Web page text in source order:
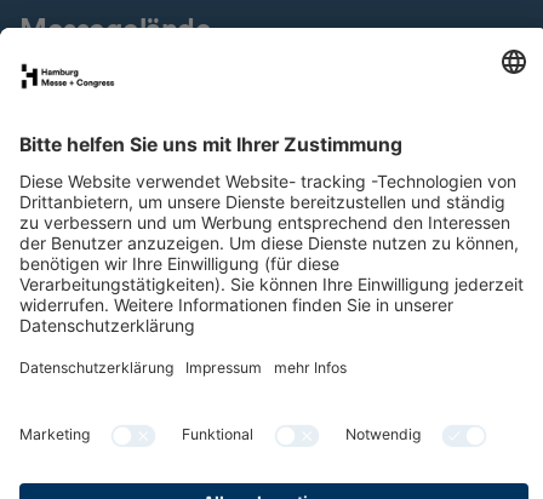
Messegelände
Presseservice
Jobs & Karriere
Nachhaltigkeit
Newsletter
LinkedIn
XINGInstagram
YouTube
Facebook
Datenschutz Impressum Cookies & Tracking